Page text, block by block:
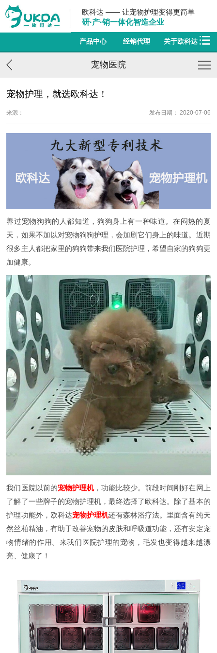
欧科达 —— 让宠物护理变得更简单
研·产·销一体化智造企业
产品中心 经销代理 关于欧科达
宠物医院
宠物护理，就选欧科达！
来源： 发布日期： 2020-07-06
养过宠物狗狗的人都知道，狗狗身上有一种味道。在闷热的夏
天，如果不加以对宠物狗狗护理，会加剧它们身上的味道。近期
很多主人都把家里的狗狗带来我们医院护理，希望自家的狗狗更
加健康。
我们医院以前的宠物护理机，功能比较少。前段时间刚好在网上
了解了一些牌子的宠物护理机，最终选择了欧科达。除了基本的
护理功能外，欧科达宠物护理机还有森林浴疗法。里面含有纯天
然丝柏精油，有助于改善宠物的皮肤和呼吸道功能，还有安定宠
物情绪的作用。来我们医院护理的宠物，毛发也变得越来越漂
亮、健康了！